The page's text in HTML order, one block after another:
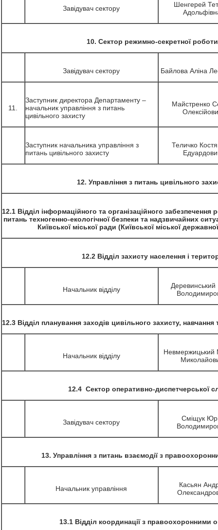
Завідувач сектору
Шенгерей
10. Сектор режимно-секретної роботи
Завідувач сектору Байлова Аліна
11.
Заступник директора Департаменту –
начальник управління з питань
цивільного захисту
Майстренко
Заступник начальника управління з
питань цивільного захисту
Теличко
12. Управління з питань цивільного
12.1 Відділ інформаційного та організаційного забезпечення
питань техногенно-екологічної безпеки та надзвичайних
Київської міської ради (Київської міської державної
12.2 Відділ захисту населення і
Начальник відділу
Деревинський
12.3 Відділ планування заходів цивільного захисту,
Начальник відділу
Невмержицький
12.4 Сектор оперативно-диспетчерської
Завідувач сектору
Сміщук
13. Управління з питань взаємодії з
Начальник управління
Касьян
13.1 Відділ координації з правоохоронними